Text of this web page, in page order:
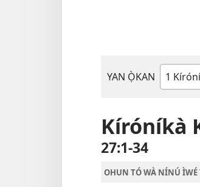
YAN Ọ̀KAN
Ìwé
Kíróníkà
27:1-34
OHUN TÓ WÀ NÍNÚ ÌWÉ